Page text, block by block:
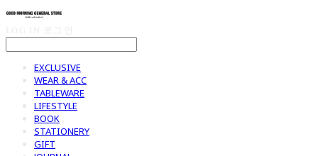
EXCLUSIVE
WEAR & ACC
TABLEWARE
LIFESTYLE
BOOK
STATIONERY
GIFT